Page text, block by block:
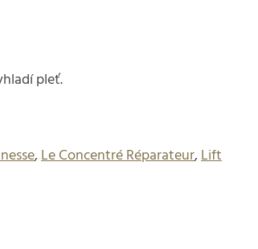
pleť.
,Le Concentré Réparateur,Lift